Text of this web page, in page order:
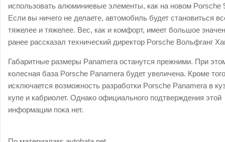
использовать алюминиевые элементы, как на новом Porsche
Если вы ничего не делаете, автомобиль будет становиться
тяжелее и тяжелее. Вес, как и комфорт, имеет большое
ранее рассказал технический директор Porsche Вольфганг
Габаритные размеры Panamera останутся прежними. При
колесная база Porsche Panamera будет увеличена. Кроме
исключается возможность разработки Porsche Panamera в
купе и кабриолет. Однако официального подтверждения этой
информации пока нет.